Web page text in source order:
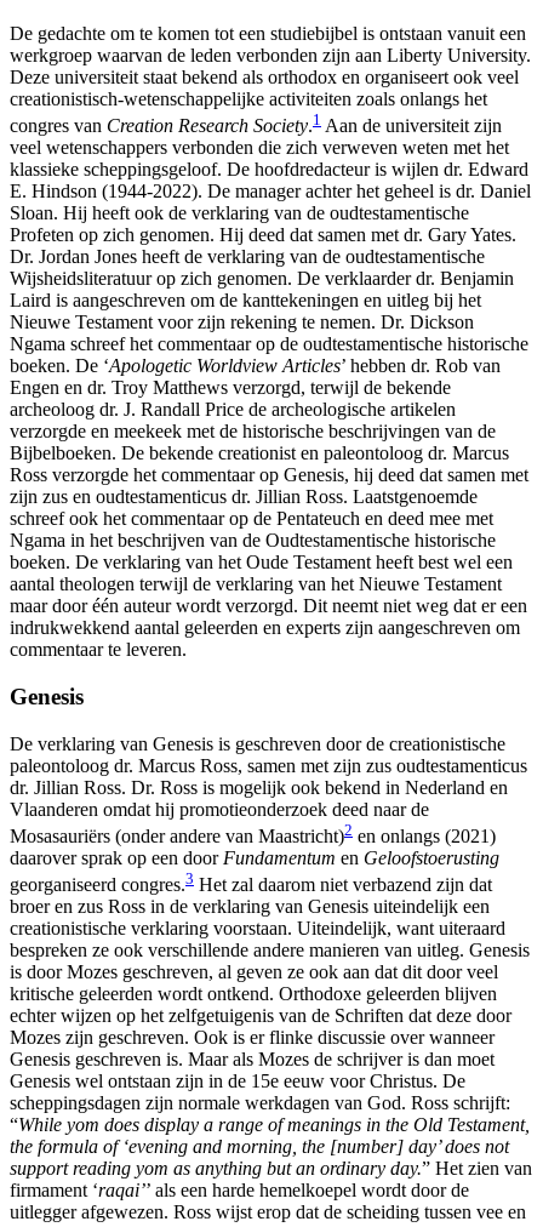
De gedachte om te komen tot een studiebijbel is ontstaan vanuit een
werkgroep waarvan de leden verbonden zijn aan Liberty University.
Deze universiteit staat bekend als orthodox en organiseert ook veel
creationistisch-wetenschappelijke activiteiten zoals onlangs het
congres van Creation Research Society.1 Aan de universiteit zijn
veel wetenschappers verbonden die zich verweven weten met het
klassieke scheppingsgeloof. De hoofdredacteur is wijlen dr. Edward
E. Hindson (1944-2022). De manager achter het geheel is dr. Daniel
Sloan. Hij heeft ook de verklaring van de oudtestamentische
Profeten op zich genomen. Hij deed dat samen met dr. Gary Yates.
Dr. Jordan Jones heeft de verklaring van de oudtestamentische
Wijsheidsliteratuur op zich genomen. De verklaarder dr. Benjamin
Laird is aangeschreven om de kanttekeningen en uitleg bij het
Nieuwe Testament voor zijn rekening te nemen. Dr. Dickson
Ngama schreef het commentaar op de oudtestamentische historische
boeken. De ‘Apologetic Worldview Articles’ hebben dr. Rob van
Engen en dr. Troy Matthews verzorgd, terwijl de bekende
archeoloog dr. J. Randall Price de archeologische artikelen
verzorgde en meekeek met de historische beschrijvingen van de
Bijbelboeken. De bekende creationist en paleontoloog dr. Marcus
Ross verzorgde het commentaar op Genesis, hij deed dat samen met
zijn zus en oudtestamenticus dr. Jillian Ross. Laatstgenoemde
schreef ook het commentaar op de Pentateuch en deed mee met
Ngama in het beschrijven van de Oudtestamentische historische
boeken. De verklaring van het Oude Testament heeft best wel een
aantal theologen terwijl de verklaring van het Nieuwe Testament
maar door één auteur wordt verzorgd. Dit neemt niet weg dat er een
indrukwekkend aantal geleerden en experts zijn aangeschreven om
commentaar te leveren.
Genesis
De verklaring van Genesis is geschreven door de creationistische
paleontoloog dr. Marcus Ross, samen met zijn zus oudtestamenticus
dr. Jillian Ross. Dr. Ross is mogelijk ook bekend in Nederland en
Vlaanderen omdat hij promotieonderzoek deed naar de
Mosasauriërs (onder andere van Maastricht)2 en onlangs (2021)
daarover sprak op een door Fundamentum en Geloofstoerusting
georganiseerd congres.3 Het zal daarom niet verbazend zijn dat
broer en zus Ross in de verklaring van Genesis uiteindelijk een
creationistische verklaring voorstaan. Uiteindelijk, want uiteraard
bespreken ze ook verschillende andere manieren van uitleg. Genesis
is door Mozes geschreven, al geven ze ook aan dat dit door veel
kritische geleerden wordt ontkend. Orthodoxe geleerden blijven
echter wijzen op het zelfgetuigenis van de Schriften dat deze door
Mozes zijn geschreven. Ook is er flinke discussie over wanneer
Genesis geschreven is. Maar als Mozes de schrijver is dan moet
Genesis wel ontstaan zijn in de 15e eeuw voor Christus. De
scheppingsdagen zijn normale werkdagen van God. Ross schrijft:
“While yom does display a range of meanings in the Old Testament,
the formula of ‘evening and morning, the [number] day’ does not
support reading yom as anything but an ordinary day.” Het zien van
firmament ‘raqai’’ als een harde hemelkoepel wordt door de
uitlegger afgewezen. Ross wijst erop dat de scheiding tussen vee en